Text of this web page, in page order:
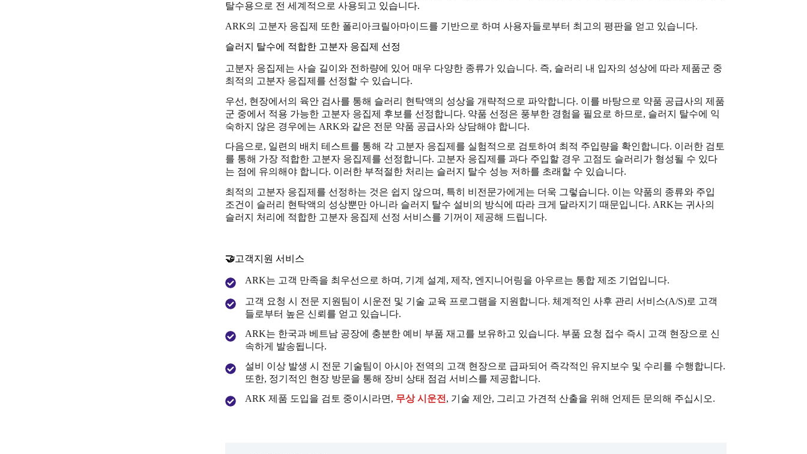
탈수용으로 전 세계적으로 사용되고 있습니다.
ARK의 고분자 응집제 또한 폴리아크릴아마이드를 기반으로 하며 사용자들로부터 최고의 평판을 얻고 있습니다.
슬러지 탈수에 적합한 고분자 응집제 선정
고분자 응집제는 사슬 길이와 전하량에 있어 매우 다양한 종류가 있습니다. 즉, 슬러리 내 입자의 성상에 따라 제품군 중
최적의 고분자 응집제를 선정할 수 있습니다.
우선, 현장에서의 육안 검사를 통해 슬러리 현탁액의 성상을 개략적으로 파악합니다. 이를 바탕으로 약품 공급사의 제품
군 중에서 적용 가능한 고분자 응집제 후보를 선정합니다. 약품 선정은 풍부한 경험을 필요로 하므로, 슬러지 탈수에 익
숙하지 않은 경우에는 ARK와 같은 전문 약품 공급사와 상담해야 합니다.
다음으로, 일련의 배치 테스트를 통해 각 고분자 응집제를 실험적으로 검토하여 최적 주입량을 확인합니다. 이러한 검토
를 통해 가장 적합한 고분자 응집제를 선정합니다. 고분자 응집제를 과다 주입할 경우 고점도 슬러리가 형성될 수 있다
는 점에 유의해야 합니다. 이러한 부적절한 처리는 슬러지 탈수 성능 저하를 초래할 수 있습니다.
최적의 고분자 응집제를 선정하는 것은 쉽지 않으며, 특히 비전문가에게는 더욱 그렇습니다. 이는 약품의 종류와 주입
조건이 슬러리 현탁액의 성상뿐만 아니라 슬러지 탈수 설비의 방식에 따라 크게 달라지기 때문입니다. ARK는 귀사의
슬러지 처리에 적합한 고분자 응집제 선정 서비스를 기꺼이 제공해 드립니다.
🤝고객지원 서비스
ARK는 고객 만족을 최우선으로 하며, 기계 설계, 제작, 엔지니어링을 아우르는 통합 제조 기업입니다.
고객 요청 시 전문 지원팀이 시운전 및 기술 교육 프로그램을 지원합니다. 체계적인 사후 관리 서비스(A/S)로 고객
들로부터 높은 신뢰를 얻고 있습니다.
ARK는 한국과 베트남 공장에 충분한 예비 부품 재고를 보유하고 있습니다. 부품 요청 접수 즉시 고객 현장으로 신
속하게 발송됩니다.
설비 이상 발생 시 전문 기술팀이 아시아 전역의 고객 현장으로 급파되어 즉각적인 유지보수 및 수리를 수행합니다.
또한, 정기적인 현장 방문을 통해 장비 상태 점검 서비스를 제공합니다.
ARK 제품 도입을 검토 중이시라면, 무상 시운전 , 기술 제안, 그리고 가견적 산출을 위해 언제든 문의해 주십시오.